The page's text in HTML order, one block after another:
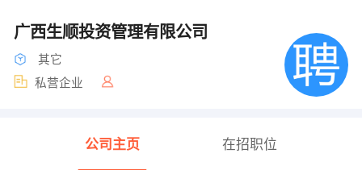
广西生顺投资管理有限公司
其它
私营企业
公司主页 在招职位